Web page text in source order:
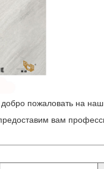
пожаловать на наш
вам